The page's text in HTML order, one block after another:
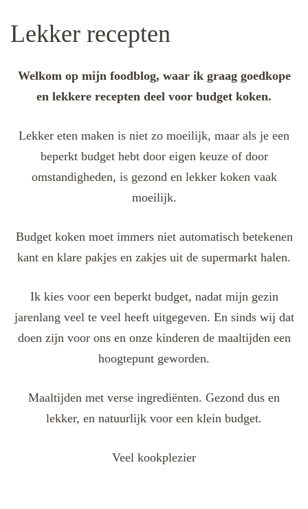
Lekker recepten
Welkom op mijn foodblog, waar ik graag goedkope
en lekkere recepten deel voor budget koken.
Lekker eten maken is niet zo moeilijk, maar als je een
beperkt budget hebt door eigen keuze of door
omstandigheden, is gezond en lekker koken vaak
moeilijk.
Budget koken moet immers niet automatisch betekenen
kant en klare pakjes en zakjes uit de supermarkt halen.
Ik kies voor een beperkt budget, nadat mijn gezin
jarenlang veel te veel heeft uitgegeven. En sinds wij dat
doen zijn voor ons en onze kinderen de maaltijden een
hoogtepunt geworden.
Maaltijden met verse ingrediënten. Gezond dus en
lekker, en natuurlijk voor een klein budget.
Veel kookplezier